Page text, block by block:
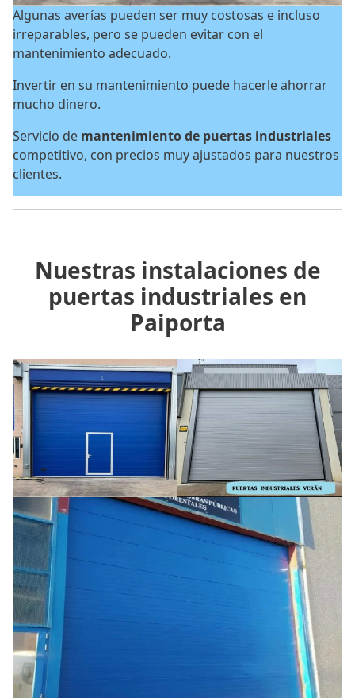
Algunas averías pueden ser muy costosas e incluso
irreparables, pero se pueden evitar con el
mantenimiento adecuado.
Invertir en su mantenimiento puede hacerle ahorrar
mucho dinero.
Servicio de mantenimiento de puertas industriales
competitivo, con precios muy ajustados para nuestros
clientes.
Nuestras instalaciones de
puertas industriales en
Paiporta